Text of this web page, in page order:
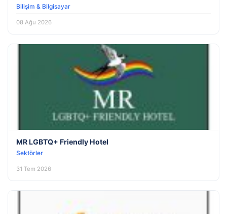
Bilişim & Bilgisayar
08 Ağu 2026
MR LGBTQ+ Friendly Hotel
Sektörler
31 Tem 2026